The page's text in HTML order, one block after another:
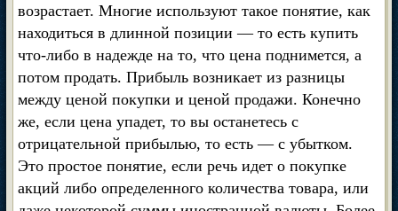
возрастает. Многие используют такое понятие, как
находиться в длинной позиции — то есть купить
что-либо в надежде на то, что цена поднимется, а
потом продать. Прибыль возникает из разницы
между ценой покупки и ценой продажи. Конечно
же, если цена упадет, то вы останетесь с
отрицательной прибылью, то есть — с убытком.
Это простое понятие, если речь идет о покупке
акций либо определенного количества товара, или